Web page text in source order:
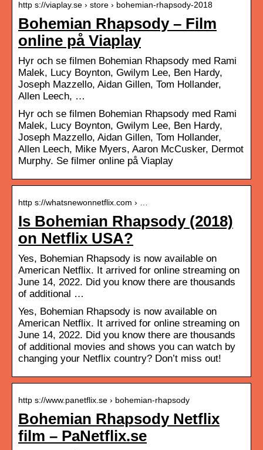
http s://viaplay.se › store › bohemian-rhapsody-2018
Bohemian Rhapsody – Film
online på Viaplay
Hyr och se filmen Bohemian Rhapsody med Rami
Malek, Lucy Boynton, Gwilym Lee, Ben Hardy,
Joseph Mazzello, Aidan Gillen, Tom Hollander,
Allen Leech, …
Hyr och se filmen Bohemian Rhapsody med Rami
Malek, Lucy Boynton, Gwilym Lee, Ben Hardy,
Joseph Mazzello, Aidan Gillen, Tom Hollander,
Allen Leech, Mike Myers, Aaron McCusker, Dermot
Murphy. Se filmer online på Viaplay
http s://whatsnewonnetflix.com › …
Is Bohemian Rhapsody (2018)
on Netflix USA?
Yes, Bohemian Rhapsody is now available on
American Netflix. It arrived for online streaming on
June 14, 2022. Did you know there are thousands
of additional …
Yes, Bohemian Rhapsody is now available on
American Netflix. It arrived for online streaming on
June 14, 2022. Did you know there are thousands
of additional movies and shows you can watch by
changing your Netflix country? Don’t miss out!
http s://www.panetflix.se › bohemian-rhapsody
Bohemian Rhapsody Netflix
film – PaNetflix.se